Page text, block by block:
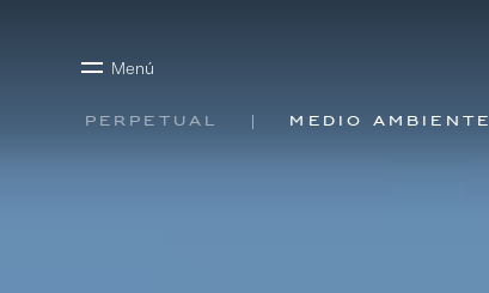
Menú
Perpetual Medio ambiente